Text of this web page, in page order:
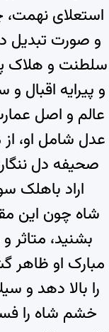
استعلای نهمت،
و صورت تبدیل
سلطنت و هلاک
و پیرایه اقبال
عالم و اصل
عدل شامل او،
صحیفه دل
اراد باهلک
شاه چون این
بشنید،
مبارک او
را بالا دهد و
خشم شاه را